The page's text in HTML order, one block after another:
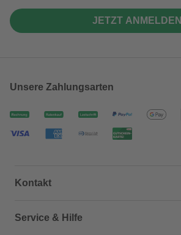
JETZT ANMELDEN
Unsere Zahlungsarten
Kontakt
Dein Kontakt zu uns
Service & Hilfe